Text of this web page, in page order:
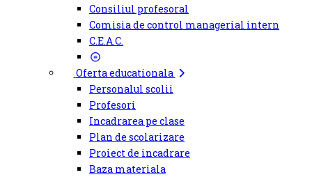
Consiliul profesoral
Comisia de control managerial intern
C.E.A.C.
Oferta educationala
Personalul scolii
Profesori
Incadrarea pe clase
Plan de scolarizare
Proiect de incadrare
Baza materiala